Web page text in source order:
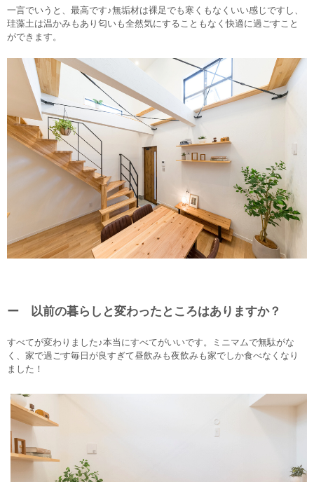
一言でいうと、最高です♪無垢材は裸足でも寒くもなくいい感じですし、
珪藻土は温かみもあり匂いも全然気にすることもなく快適に過ごすこと
ができます。
ー 以前の暮らしと変わったところはありますか？
すべてが変わりました♪本当にすべてがいいです。ミニマムで無駄がな
く、家で過ごす毎日が良すぎて昼飲みも夜飲みも家でしか食べなくなり
ました！